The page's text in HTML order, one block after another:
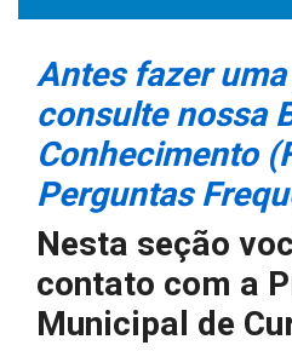
Antes fazer
consulte nossa
Conhecimento
Perguntas
Nesta seção
contato com a
Municipal de